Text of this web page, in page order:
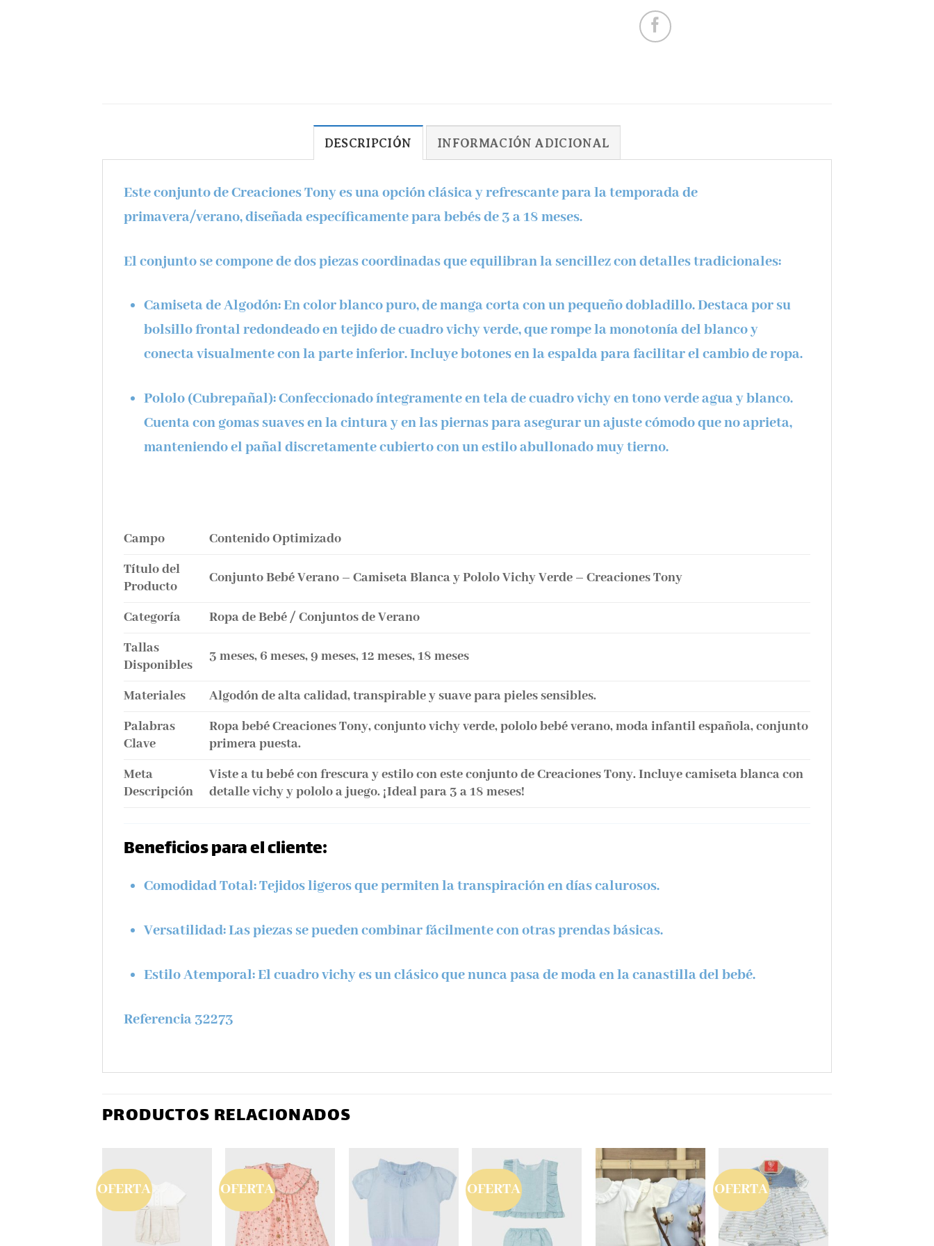
DESCRIPCIÓN INFORMACIÓN ADICIONAL
Este conjunto deCreaciones Tonyes una opción clásica y refrescante para la temporada de
primavera/verano, diseñada específicamente para bebés de3 a 18 meses.
El conjunto se compone de dos piezas coordinadas que equilibran la sencillez con detalles tradicionales:
Camiseta de Algodón:En color blanco puro, de manga corta con un pequeño dobladillo. Destaca por su
bolsillo frontal redondeadoen tejido de cuadro vichy verde, que rompe la monotonía del blanco y
conecta visualmente con la parte inferior. Incluye botones en la espalda para facilitar el cambio de ropa.
Pololo (Cubrepañal):Confeccionado íntegramente en tela decuadro vichy en tono verde agua y blanco.
Cuenta con gomas suaves en la cintura y en las piernas para asegurar un ajuste cómodo que no aprieta,
manteniendo el pañal discretamente cubierto con un estilo abullonado muy tierno.
Campo
Contenido Optimizado
Título del
Producto
Conjunto Bebé Verano – Camiseta Blanca y Pololo Vichy Verde – Creaciones Tony
Categoría
Ropa de Bebé / Conjuntos de Verano
Tallas
Disponibles
3 meses, 6 meses, 9 meses, 12 meses, 18 meses
Materiales
Algodón de alta calidad, transpirable y suave para pieles sensibles.
Palabras
Clave
Ropa bebé Creaciones Tony, conjunto vichy verde, pololo bebé verano, moda infantil española, conjunto
primera puesta.
Meta
Descripción
Viste a tu bebé con frescura y estilo con este conjunto de Creaciones Tony. Incluye camiseta blanca con
detalle vichy y pololo a juego. ¡Ideal para 3 a 18 meses!
Beneficios para el cliente:
Comodidad Total:Tejidos ligeros que permiten la transpiración en días calurosos.
Versatilidad:Las piezas se pueden combinar fácilmente con otras prendas básicas.
Estilo Atemporal:El cuadro vichy es un clásico que nunca pasa de moda en la canastilla del bebé.
Referencia 32273
PRODUCTOS RELACIONADOS
OFERTA OFERTA OFERTA OFERTA